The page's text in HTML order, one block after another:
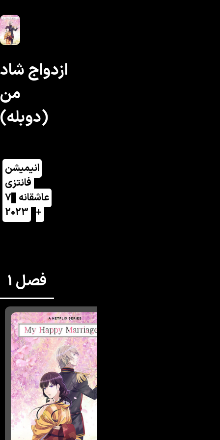
ازدواج شاد
من
(دوبله)
انیمیشن
فانتزی
عاشقانه 7
+
2023
فصل 1